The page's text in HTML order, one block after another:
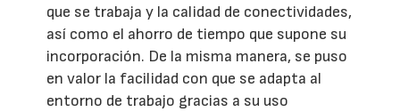
que se trabaja y la calidad de conectividades,
así como el ahorro de tiempo que supone su
incorporación. De la misma manera, se puso
en valor la facilidad con que se adapta al
entorno de trabajo gracias a su uso